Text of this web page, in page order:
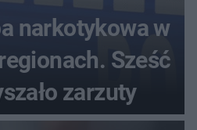
narkotykowa w
Sześć
zarzuty